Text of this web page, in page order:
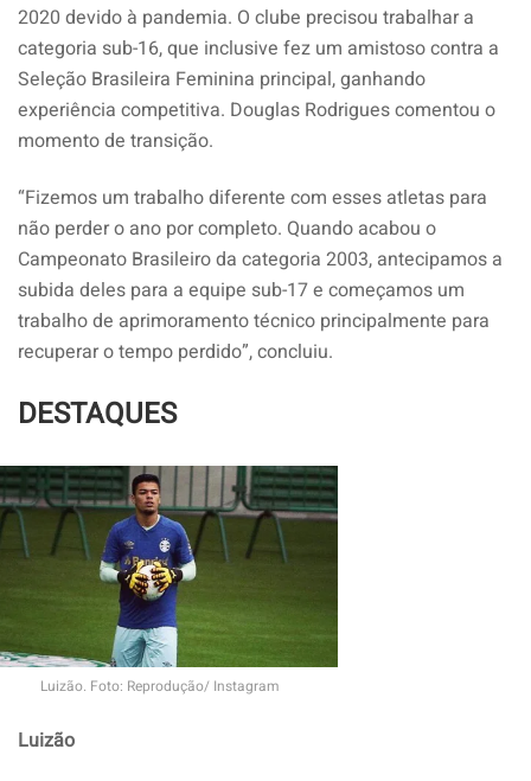
2020 devido à pandemia. O clube precisou trabalhar a
categoria sub-16, que inclusive fez um amistoso contra a
Seleção Brasileira Feminina principal, ganhando
experiência competitiva. Douglas Rodrigues comentou o
momento de transição.
“Fizemos um trabalho diferente com esses atletas para
não perder o ano por completo. Quando acabou o
Campeonato Brasileiro da categoria 2003, antecipamos a
subida deles para a equipe sub-17 e começamos um
trabalho de aprimoramento técnico principalmente para
recuperar o tempo perdido”, concluiu.
DESTAQUES
Luizão. Foto: Reprodução/ Instagram
Luizão